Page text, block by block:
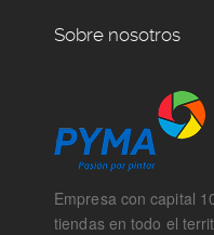
Sobre nosotros
Empresa con capital
tiendas en todo el